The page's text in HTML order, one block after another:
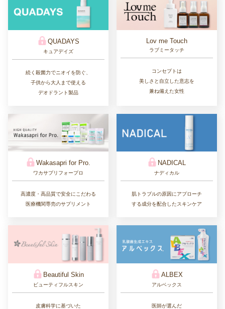
QUADAYS
キュアデイズ
続く殺菌力でニオイを防ぐ、
子供から大人まで使える
デオドラント製品
Lov me Touch
ラブミータッチ
コンセプトは
美しさと自立した意志を
兼ね備えた女性
Wakasapri for Pro.
ワカサプリフォープロ
高濃度・高品質で安全にこだわる
医療機関専売のサプリメント
NADICAL
ナディカル
肌トラブルの原因にアプローチ
する成分を配合したスキンケア
Beautiful Skin
ビューティフルスキン
皮膚科学に基づいた
ALBEX
アルベックス
医師が選んだ